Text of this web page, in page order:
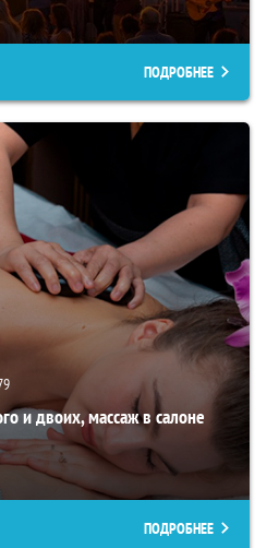
ПОДРОБНЕЕ
и двоих, массаж в салоне
ПОДРОБНЕЕ